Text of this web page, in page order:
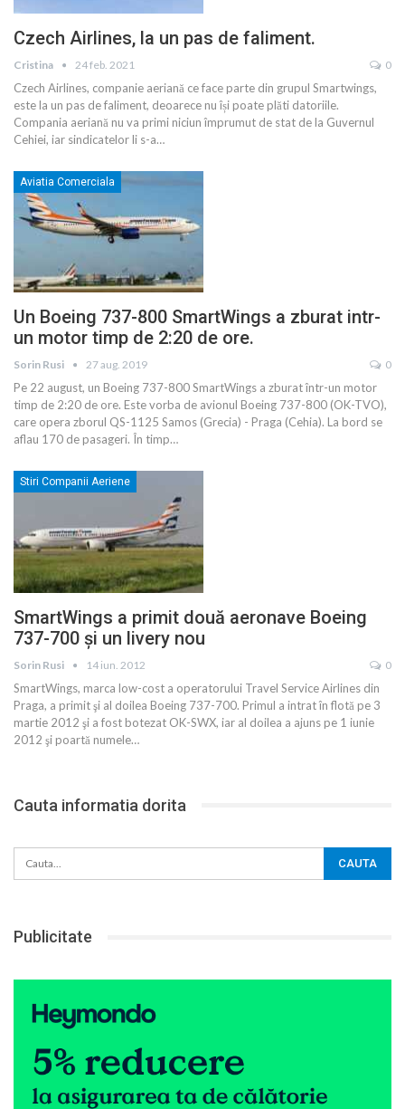
Czech Airlines, la un pas de faliment.
Cristina 24 feb. 2021 0
Czech Airlines, companie aeriană ce face parte din grupul Smartwings,
este la un pas de faliment, deoarece nu își poate plăti datoriile.
Compania aeriană nu va primi niciun împrumut de stat de la Guvernul
Cehiei, iar sindicatelor li s-a…
Aviatia Comerciala
Un Boeing 737-800 SmartWings a zburat intr-
un motor timp de 2:20 de ore.
Sorin Rusi 27 aug. 2019 0
Pe 22 august, un Boeing 737-800 SmartWings a zburat într-un motor
timp de 2:20 de ore. Este vorba de avionul Boeing 737-800 (OK-TVO),
care opera zborul QS-1125 Samos (Grecia) - Praga (Cehia). La bord se
aflau 170 de pasageri. În timp…
Stiri Companii Aeriene
SmartWings a primit două aeronave Boeing
737-700 şi un livery nou
Sorin Rusi 14 iun. 2012 0
SmartWings, marca low-cost a operatorului Travel Service Airlines din
Praga, a primit şi al doilea Boeing 737-700. Primul a intrat în flotă pe 3
martie 2012 şi a fost botezat OK-SWX, iar al doilea a ajuns pe 1 iunie
2012 şi poartă numele…
Cauta informatia dorita
Publicitate